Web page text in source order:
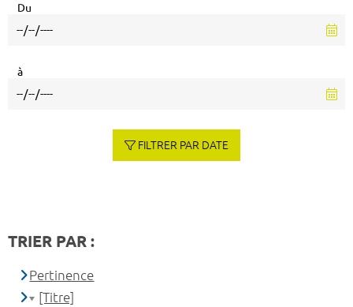
Du
à
FILTRER PAR DATE
TRIER PAR :
Pertinence
[Titre]